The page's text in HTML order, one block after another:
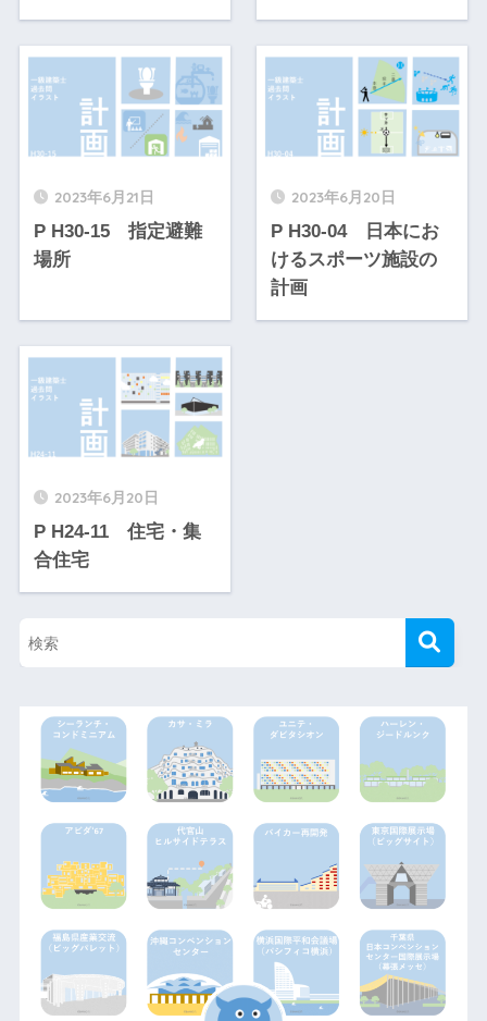
2023年6月21日
P H30-15 指定避難
場所
2023年6月20日
P H30-04 日本にお
けるスポーツ施設の
計画
2023年6月20日
P H24-11 住宅・集
合住宅